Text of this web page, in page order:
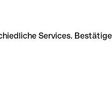
Services.